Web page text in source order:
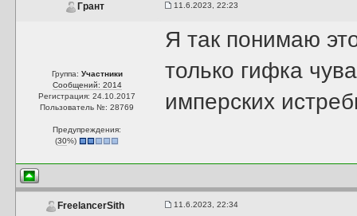
Грант 11.6.2023, 22:23
Группа: Участники
Сообщений: 2014
Регистрация: 24.10.2017
Пользователь №: 28769
Предупреждения:
(30%)
Я так понимаю
только гифка
имперских
FreelancerSith 11.6.2023, 22:34